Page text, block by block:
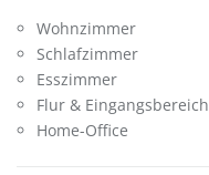
Wohnzimmer
Schlafzimmer
Esszimmer
Flur & Eingangsbereich
Home-Office